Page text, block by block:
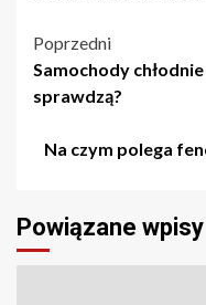
Nawigacja
wpisu
Poprzedni
Samochody
sprawdzą?
Na czym polega
Powiązane wpisy